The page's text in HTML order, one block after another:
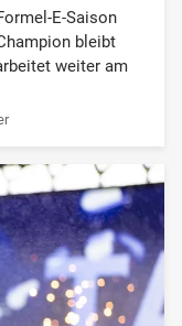
E-Saison
bleibt
weiter am